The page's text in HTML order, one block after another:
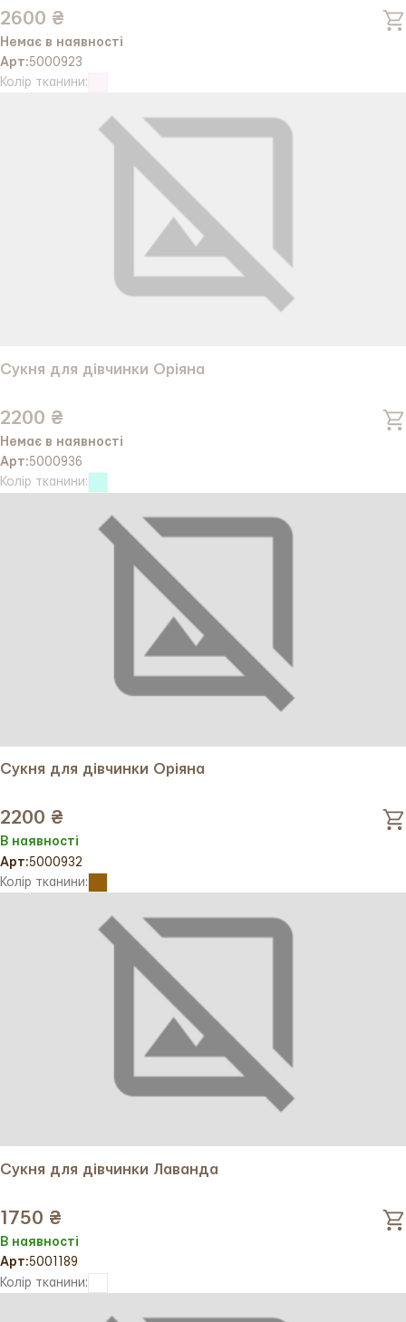
2600 ₴
Немає в наявності
Арт:5000923
Колір тканини:
Сукня для дівчинки Оріяна
2200 ₴
Немає в наявності
Арт:5000936
Колір тканини:
Сукня для дівчинки Оріяна
2200 ₴
В наявності
Арт:5000932
Колір тканини:
Сукня для дівчинки Лаванда
1750 ₴
В наявності
Арт:5001189
Колір тканини: